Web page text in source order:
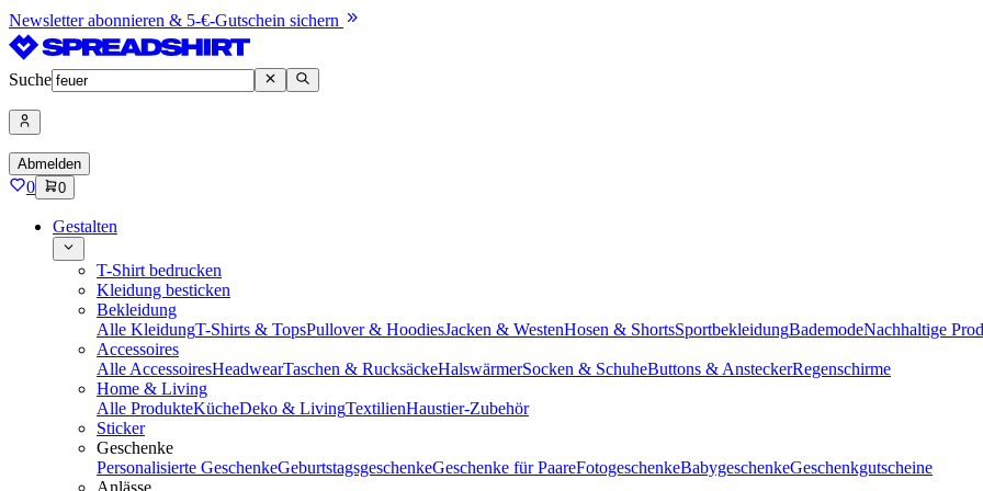
Newsletter abonnieren & 5-€-Gutschein sichern
Suche
Abmelden
0 0
Gestalten
T-Shirt bedrucken
Kleidung besticken
Bekleidung
Alle KleidungT-Shirts & TopsPullover & HoodiesJacken & WestenHosen & ShortsSportbekleidungBademodeNachhaltige
Accessoires
Alle AccessoiresHeadwearTaschen & RucksäckeHalswärmerSocken & SchuheButtons & AnsteckerRegenschirme
Home & Living
Alle ProdukteKücheDeko & LivingTextilienHaustier-Zubehör
Sticker
Geschenke
Personalisierte GeschenkeGeburtstagsgeschenkeGeschenke für PaareFotogeschenkeBabygeschenkeGeschenkgutscheine